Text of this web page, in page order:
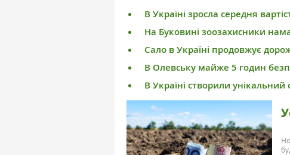
В Україні зросла середня
На Буковині зоозахисники
Сало в Україні продовжує
В Олевську майже 5 годин
В Україні створили унікальний